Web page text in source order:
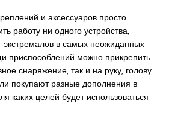
и аксессуаров просто
работу ни одного устройства,
экстремалов в самых неожиданных
приспособлений можно прикрепить
снаряжение, так и на руку, голову
покупают разные дополнения в
каких целей будет использоваться